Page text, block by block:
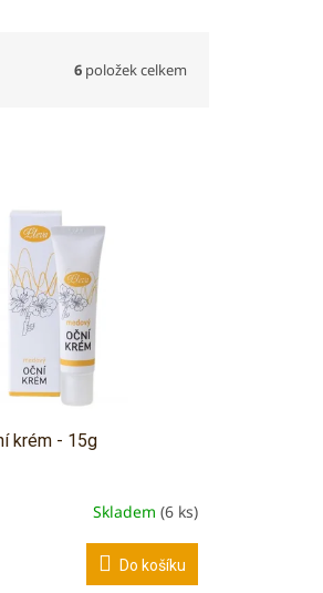
6 položek celkem
krém - 15g
Skladem (6 ks)
Do košíku